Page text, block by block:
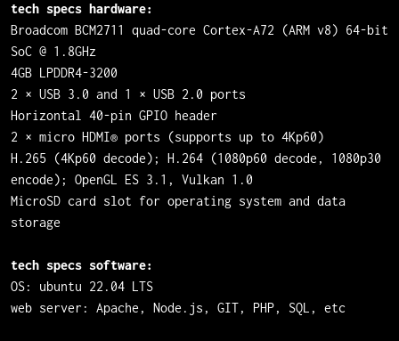
tech specs hardware:
Broadcom BCM2711 quad-core Cortex-A72 (ARM v8) 64-bit
SoC @ 1.8GHz
4GB LPDDR4-3200
2 × USB 3.0 and 1 × USB 2.0 ports
Horizontal 40-pin GPIO header
2 × micro HDMI® ports (supports up to 4Kp60)
H.265 (4Kp60 decode); H.264 (1080p60 decode, 1080p30
encode); OpenGL ES 3.1, Vulkan 1.0
MicroSD card slot for operating system and data
storage
tech specs software:
OS: ubuntu 22.04 LTS
web server: Apache, Node.js, GIT, PHP, SQL, etc